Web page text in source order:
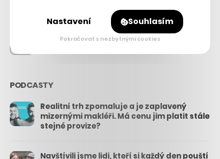
PODCASTY
Realitní trh zpomaluje a je zaplavený
mizernými makléři. Má cenu jim platit stále
stejné provize?
Navštívili jsme lidi, kteří si každý den pouští
Nastavení Souhlasím
Pokračovat s nezbytnými cookies